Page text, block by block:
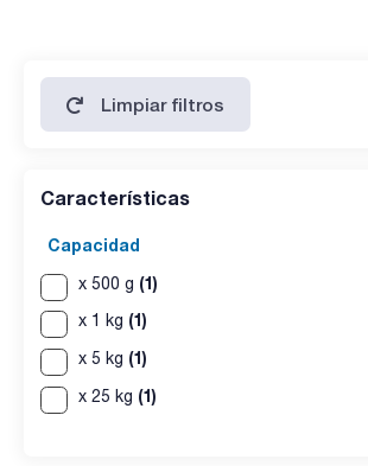
Limpiar filtros
Características
Capacidad
x 500 g (1)
x 1 kg (1)
x 5 kg (1)
x 25 kg (1)